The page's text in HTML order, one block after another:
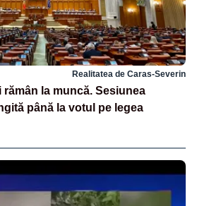
Realitatea de Caras-Severin
la muncă. Sesiunea
până la votul pe legea